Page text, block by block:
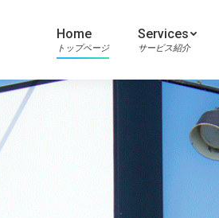
Home
トップページ
Services
サービス紹介